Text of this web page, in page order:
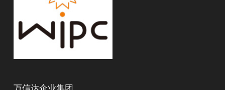
万信达企业集团